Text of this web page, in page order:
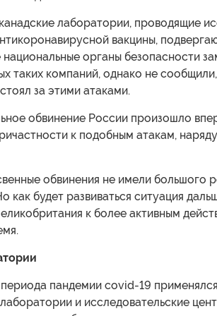
лаборатории, проводящие
вакцины,
органы безопасности
таких компаний, однако не
за этими атаками.
обвинение России произошло
к подобным атакам,
обвинения не имели большого
как будет развиваться ситуация
к более активным
пандемии covid-19
и исследовательские